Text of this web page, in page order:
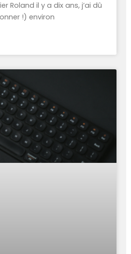
Roland il y a dix ans, j’ai dû
!) environ